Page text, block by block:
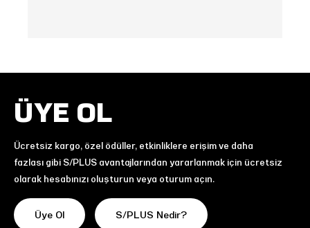
ÜYE OL
Ücretsiz kargo, özel ödüller, etkinliklere erişim ve daha
fazlası gibi S/PLUS avantajlarından yararlanmak için ücretsiz
olarak hesabınızı oluşturun veya oturum açın.
Üye Ol S/PLUS Nedir?